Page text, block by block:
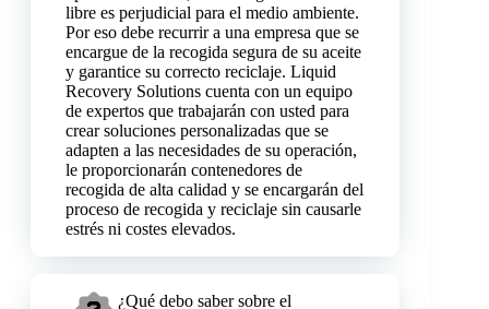
libre es perjudicial para el medio ambiente.
Por eso debe recurrir a una empresa que se
encargue de la recogida segura de su aceite
y garantice su correcto reciclaje. Liquid
Recovery Solutions cuenta con un equipo
de expertos que trabajarán con usted para
crear soluciones personalizadas que se
adapten a las necesidades de su operación,
le proporcionarán contenedores de
recogida de alta calidad y se encargarán del
proceso de recogida y reciclaje sin causarle
estrés ni costes elevados.
¿Qué debo saber sobre el